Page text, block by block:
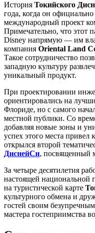
История Токийского
года, когда он
международный проект
Примечательно, что этот
Disney напрямую — им
компания Oriental Land
Такое сотрудничество
западную культуру
уникальный продукт.
При проектировании
ориентировались на
Флориде, но с самого
местной публики. Со
добавляя новые зоны и
успех этого места привел
открылся второй
ДиснейСи, посвященный
За четыре десятилетия
настоящей национальной
на туристической карте
культурного обмена и
гостей своим
мастера гостеприимства